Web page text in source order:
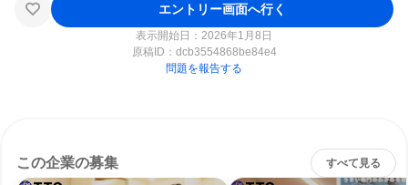
エントリー画面へ行く
表示開始日：2026年1月8日
原稿ID： dcb3554868be84e4
問題を報告する
この企業の募集 すべて見る